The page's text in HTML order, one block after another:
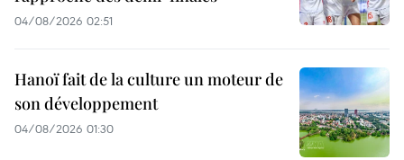
04/08/2026 02:51
Hanoï fait de la culture un moteur de
son développement
04/08/2026 01:30